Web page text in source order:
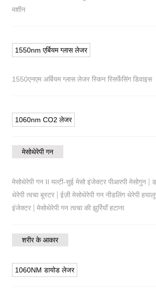
मशीन
1550nm एर्बियम ग्लास लेजर
1550एनएम अर्बियम ग्लास लेजर स्किन रिसर्फेसिंग डिवाइस
1060nm CO2 लेजर
मेसोथेरेपी गन
मेसोथेरेपी गन II मल्टी-सुई मेसो इंजेक्टर पीआरपी मेसोगुन|
थेरेपी त्वचा बूस्टर| ईज़ी मेसोथेरेपी गन नीडलिंग थेरेपी
इंजेक्टर| मेसोथेरेपी गन त्वचा की झुर्रियाँ हटाना
शरीर के आकार
1060NM डायोड लेजर